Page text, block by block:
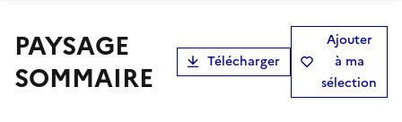
PAYSAGE
SOMMAIRE
Télécharger
Ajouter
à ma
sélection